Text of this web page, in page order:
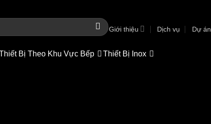
Giới thiệu Dịch vụ Dự án
Bị Theo Khu Vực Bếp Thiết Bị Inox